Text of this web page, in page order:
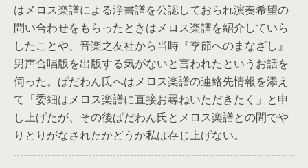
はメロス楽譜による浄書譜を公認しておられ演奏希望の
問い合わせをもらったときはメロス楽譜を紹介していら
したことや、音楽之友社から当時『季節へのまなざし』
男声合唱版を出版する気がないと言われたというお話を
伺った。ぱだわん氏へはメロス楽譜の連絡先情報を添え
て「委細はメロス楽譜に直接お尋ねいただきたく」と申
し上げたが、その後ぱだわん氏とメロス楽譜との間でや
りとりがなされたかどうか私は存じ上げない。